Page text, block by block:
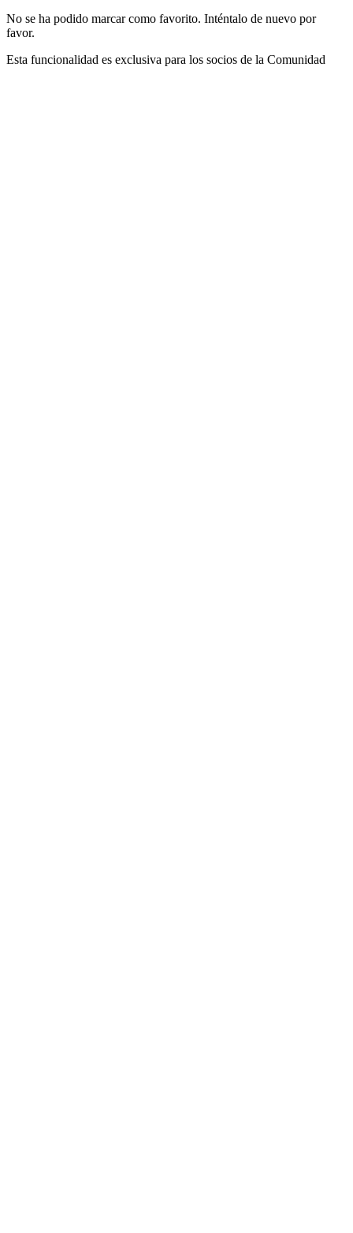
No se ha podido marcar como favorito. Inténtalo de nuevo por
favor.
Esta funcionalidad es exclusiva para los socios de la Comunidad